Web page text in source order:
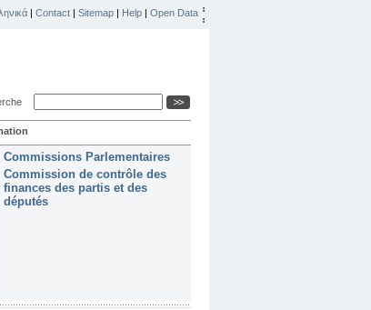
| Contact | Sitemap | Help | Open Data
Commissions Parlementaires
Commission de contrôle des
finances des partis et des
députés